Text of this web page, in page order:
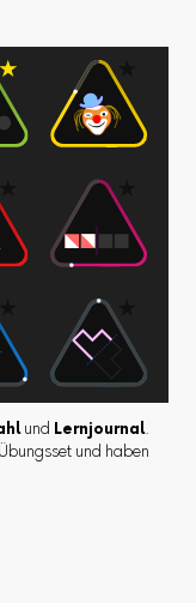
und Lernjournal.
und haben